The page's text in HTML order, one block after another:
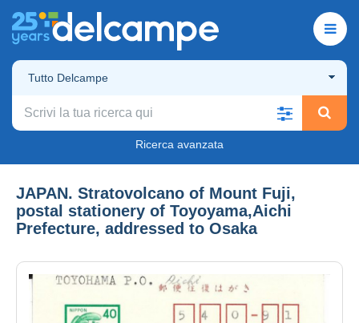
Tutto Delcampe
Ricerca avanzata
JAPAN. Stratovolcano of Mount Fuji,
postal stationery of Toyoyama,Aichi
Prefecture, addressed to Osaka